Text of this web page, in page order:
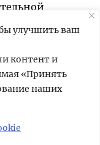
улучшить ваш
контент и
«Принять
наших
и